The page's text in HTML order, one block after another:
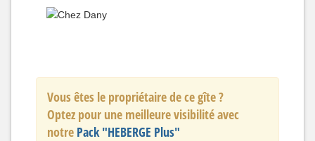
Vous êtes le propriétaire de ce gîte ?
Optez pour une meilleure visibilité avec
notre Pack "HEBERGE Plus"